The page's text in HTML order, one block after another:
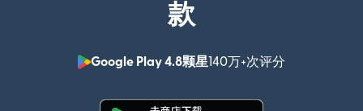
款
Google Play 4.8颗星140万+次评分